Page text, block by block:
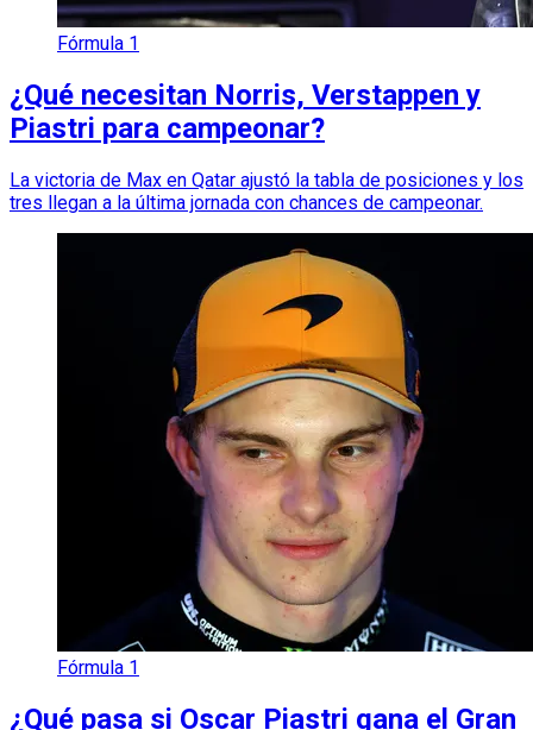
Fórmula 1
¿Qué necesitan Norris, Verstappen y
Piastri para campeonar?
La victoria de Max en Qatar ajustó la tabla de posiciones y los
tres llegan a la última jornada con chances de campeonar.
Fórmula 1
¿Qué pasa si Oscar Piastri gana el Gran